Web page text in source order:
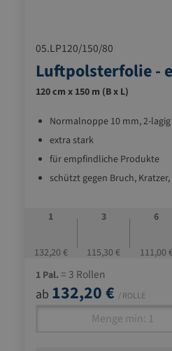
05.LP120/150/80
Luftpolsterfolie -
120 cm x 150 m (B x L)
Normalnoppe 10 mm, 2-lagig
extra stark
für empfindliche Produkte
schützt gegen Bruch,
1
132,20 €
3
115,30 €
6
111,00 €
1 Pal. = 3 Rollen
ab 132,20 € / ROLLE